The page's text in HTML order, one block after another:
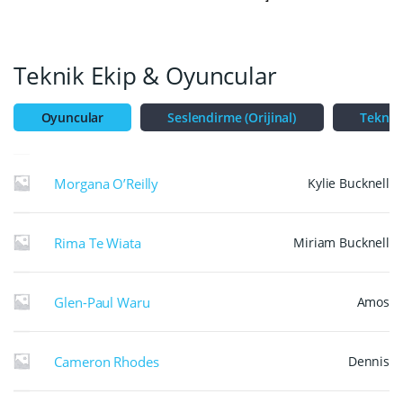
Teknik Ekip & Oyuncular
Oyuncular Seslendirme (Orijinal) Teknik
Morgana O’Reilly Kylie Bucknell
Rima Te Wiata Miriam Bucknell
Glen-Paul Waru Amos
Cameron Rhodes Dennis